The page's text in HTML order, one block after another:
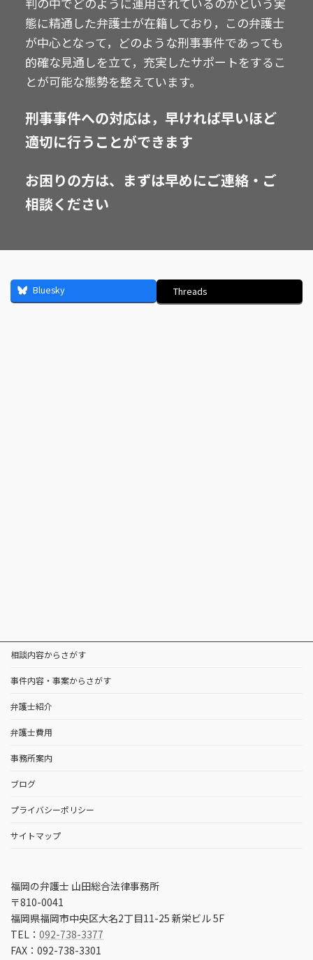
態に精通した弁護士が在籍しており，この弁護士
が中心となって，どのような刑事事件であっても
的確な見通しを立て，充実したサポートをするこ
とが可能な態勢を整えています。
刑事事件への対応は，早ければ早いほど
適切に行うことができます
お困りの方は、まずは早めにご連絡・ご
相談ください
Bluesky Threads
相談内容からさがす
事件内容・事案からさがす
弁護士紹介
弁護士費用
事務所案内
ブログ
プライバシーポリシー
サイトマップ
福岡の弁護士 山田総合法律事務所
〒810-0041
福岡県福岡市中央区大名2丁目11-25 新栄ビル 5F
TEL： 092-738-3377
FAX：092-738-3301